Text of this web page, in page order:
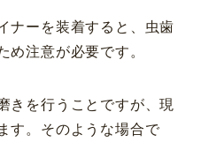
ナーを装着すると、虫歯
め注意が必要です。
きを行うことですが、現
す。そのような場合で